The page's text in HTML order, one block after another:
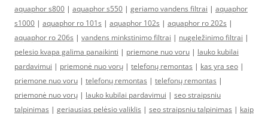
aquaphor s800 | aquaphor s550 | geriamo vandens filtrai | aquaphor
s1000 | aquaphor ro 101s | aquaphor 102s | aquaphor ro 202s |
aquaphor ro 206s | vandens minkstinimo filtrai | nugeležinimo filtrai |
pelesio kvapa galima panaikinti | priemone nuo voru | lauko kubilai
pardavimui | priemonė nuo vorų | telefonų remontas | kas yra seo |
priemone nuo voru | telefonų remontas | telefonų remontas |
priemonė nuo vorų | lauko kubilai pardavimui | seo straipsniu
talpinimas | geriausias pelėsio valiklis | seo straipsniu talpinimas | kaip